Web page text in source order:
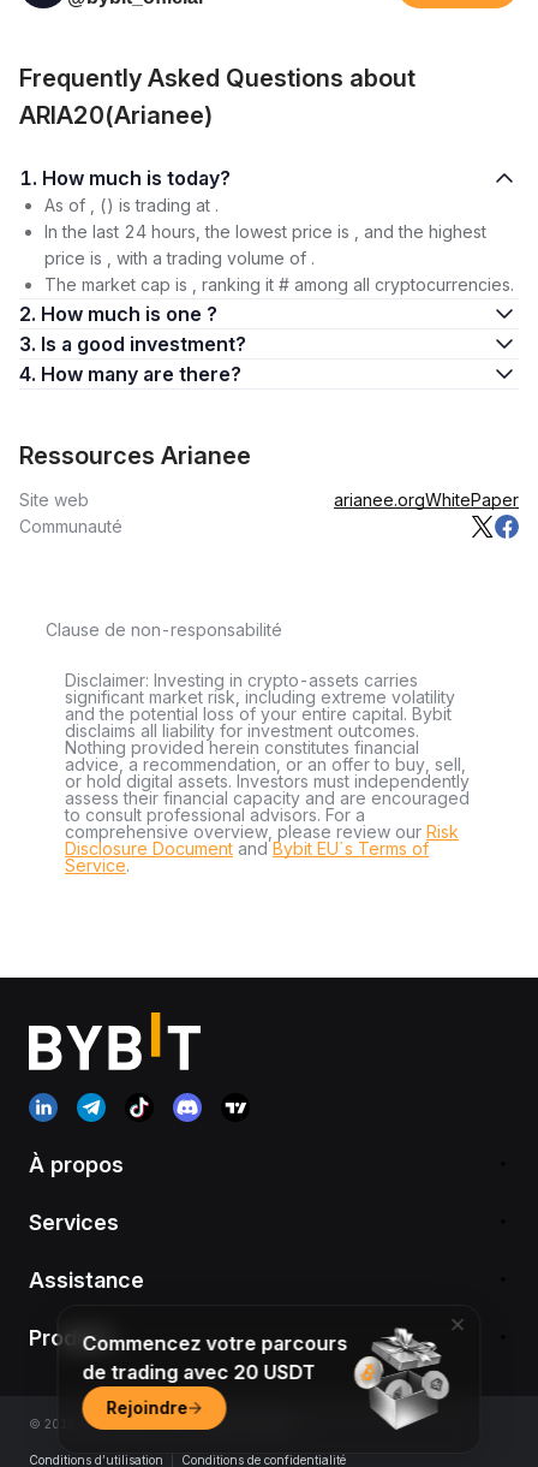
Frequently Asked Questions about
ARIA20(Arianee)
1. How much is today?
As of , () is trading at .
In the last 24 hours, the lowest price is , and the highest
price is , with a trading volume of .
The market cap is , ranking it # among all cryptocurrencies.
2. How much is one ?
3. Is a good investment?
4. How many are there?
Ressources Arianee
Site web arianee.orgWhitePaper
Communauté
Clause de non-responsabilité
Disclaimer: Investing in crypto-assets carries
significant market risk, including extreme volatility
and the potential loss of your entire capital. Bybit
disclaims all liability for investment outcomes.
Nothing provided herein constitutes financial
advice, a recommendation, or an offer to buy, sell,
or hold digital assets. Investors must independently
assess their financial capacity and are encouraged
to consult professional advisors. For a
comprehensive overview, please review our Risk
Disclosure Document andBybit EU´s Terms of
Service.
À propos
Services
Assistance
Produits
© 2018-2026 Bybit.com. Tous droits réservés.
Conditions d’utilisation Conditions de confidentialité
Commencez votre parcours
de trading avec 20 USDT
Rejoindre